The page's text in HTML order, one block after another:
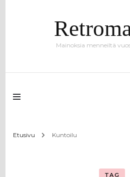
Mainoksia menneiltä
Etusivu Kuntoilu
TAG